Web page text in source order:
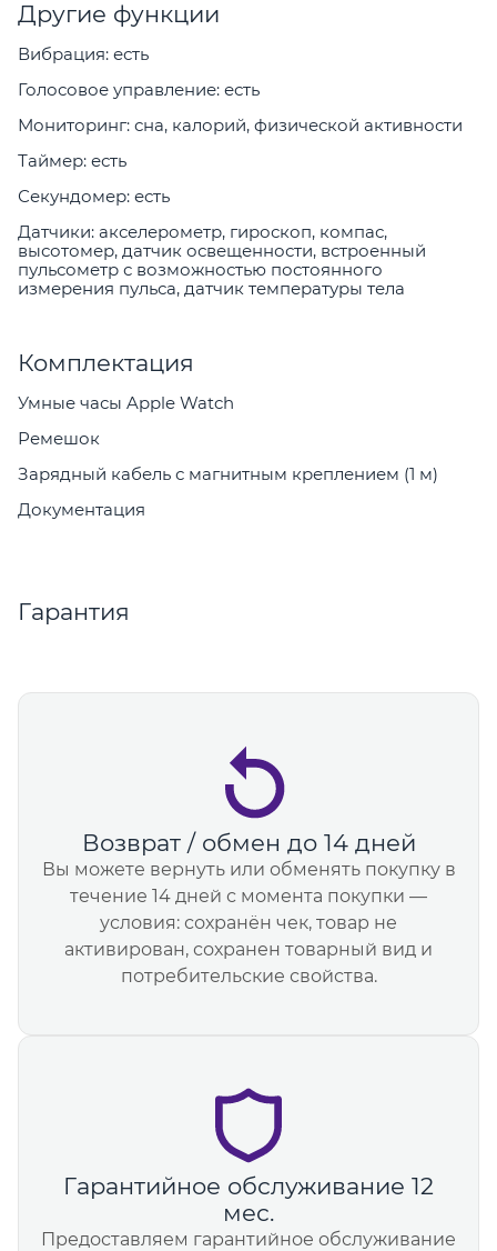
Другие функции
Вибрация: есть
Голосовое управление: есть
Мониторинг: сна, калорий, физической активности
Таймер: есть
Секундомер: есть
Датчики: акселерометр, гироскоп, компас,
высотомер, датчик освещенности, встроенный
пульсометр с возможностью постоянного
измерения пульса, датчик температуры тела
Комплектация
Умные часы Apple Watch
Ремешок
Зарядный кабель с магнитным креплением (1 м)
Документация
Гарантия
Возврат / обмен до 14 дней
Вы можете вернуть или обменять покупку в
течение 14 дней с момента покупки —
условия: сохранён чек, товар не
активирован, сохранен товарный вид и
потребительские свойства.
Гарантийное обслуживание 12
мес.
Предоставляем гарантийное обслуживание